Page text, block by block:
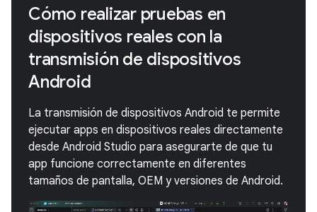
Cómo realizar pruebas en
dispositivos reales con la
transmisión de dispositivos
Android
La transmisión de dispositivos Android te permite
ejecutar apps en dispositivos reales directamente
desde Android Studio para asegurarte de que tu
app funcione correctamente en diferentes
tamaños de pantalla, OEM y versiones de Android.